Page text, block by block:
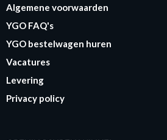
Algemene voorwaarden
YGO FAQ's
YGO bestelwagen huren
Vacatures
Levering
Privacy policy